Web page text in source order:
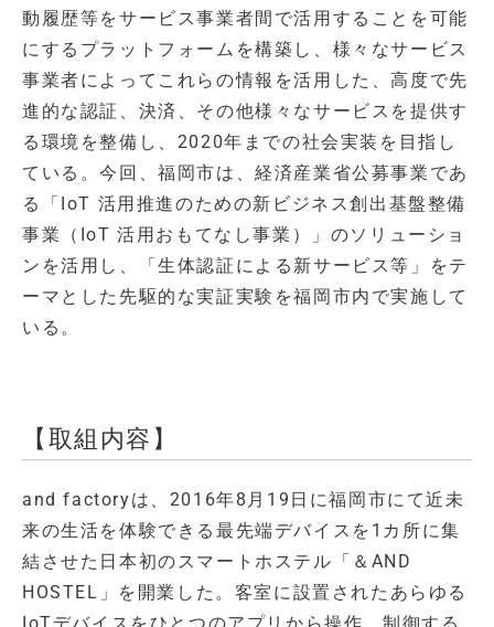
動履歴等をサービス事業者間で活用することを可能
にするプラットフォームを構築し、様々なサービス
事業者によってこれらの情報を活用した、高度で先
進的な認証、決済、その他様々なサービスを提供す
る環境を整備し、2020年までの社会実装を目指し
ている。今回、福岡市は、経済産業省公募事業であ
る「IoT 活用推進のための新ビジネス創出基盤整備
事業（IoT 活用おもてなし事業）」のソリューショ
ンを活用し、「生体認証による新サービス等」をテ
ーマとした先駆的な実証実験を福岡市内で実施して
いる。
【取組内容】
and factoryは、2016年8月19日に福岡市にて近未
来の生活を体験できる最先端デバイスを1カ所に集
結させた日本初のスマートホステル「＆AND
HOSTEL」を開業した。客室に設置されたあらゆる